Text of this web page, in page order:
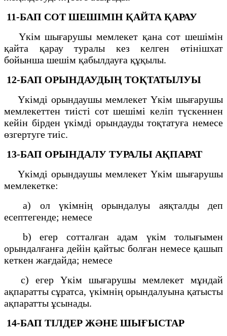
11-БАП СОТ ШЕШІМІН ҚАЙТА ҚАРАУ
Үкім шығарушы мемлекет қана сот шешімін
қайта қарау туралы кез келген өтінішхат
бойынша шешім қабылдауға құқылы.
12-БАП ОРЫНДАУДЫҢ ТОҚТАТЫЛУЫ
Үкімді орындаушы мемлекет Үкім шығарушы
мемлекеттен тиісті сот шешімі келіп түскеннен
кейін бірден үкімді орындауды тоқтатуға немесе
өзгертуге тиіс.
13-БАП ОРЫНДАЛУ ТУРАЛЫ АҚПАРАТ
Үкімді орындаушы мемлекет Үкім шығарушы
мемлекетке:
a) ол үкімнің орындалуы аяқталды деп
есептегенде; немесе
b) егер сотталған адам үкім толығымен
орындалғанға дейін қайтыс болған немесе қашып
кеткен жағдайда; немесе
с) егер Үкім шығарушы мемлекет мұндай
ақпаратты сұратса, үкімнің орындалуына қатысты
ақпаратты ұсынады.
14-БАП ТІЛДЕР ЖӘНЕ ШЫҒЫСТАР